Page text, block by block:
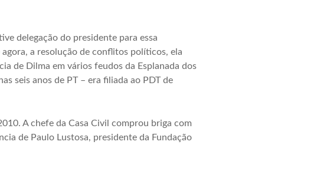
delegação do presidente para essa
a resolução de conflitos políticos, ela
de Dilma em vários feudos da Esplanada dos
seis anos de PT – era filiada ao PDT de
A chefe da Casa Civil comprou briga com
de Paulo Lustosa, presidente da Fundação